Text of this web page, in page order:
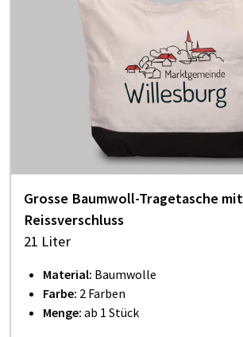
Grosse Baumwoll-Tragetasche mit
Reissverschluss
21 Liter
Material: Baumwolle
Farbe: 2 Farben
Menge: ab 1 Stück